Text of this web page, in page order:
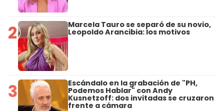
2 Marcela Tauro se separó de su novio,
Leopoldo Arancibia: los motivos
3 Escándalo en la grabación de "PH,
Podemos Hablar" con Andy
Kusnetzoff: dos invitadas se cruzaron
frente a cámara